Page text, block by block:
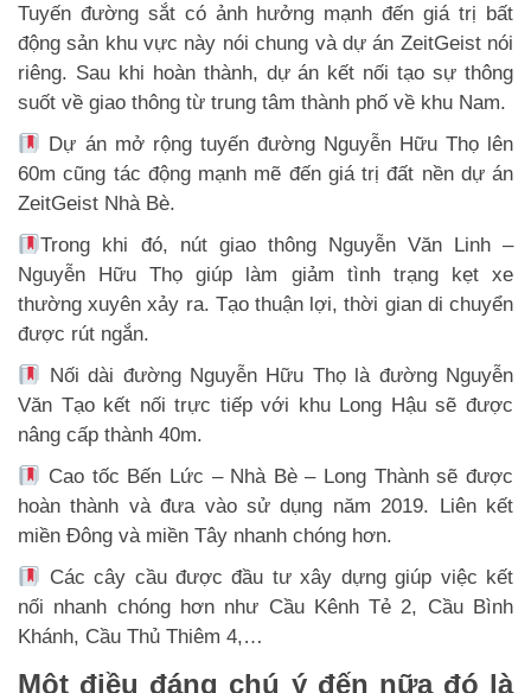
Tuyến đường sắt có ảnh hưởng mạnh đến giá trị bất
động sản khu vực này nói chung và dự án ZeitGeist nói
riêng. Sau khi hoàn thành, dự án kết nối tạo sự thông
suốt về giao thông từ trung tâm thành phố về khu Nam.
Dự án mở rộng tuyến đường Nguyễn Hữu Thọ lên
60m cũng tác động mạnh mẽ đến giá trị đất nền dự án
ZeitGeist Nhà Bè.
Trong khi đó, nút giao thông Nguyễn Văn Linh –
Nguyễn Hữu Thọ giúp làm giảm tình trạng kẹt xe
thường xuyên xảy ra. Tạo thuận lợi, thời gian di chuyển
được rút ngắn.
Nối dài đường Nguyễn Hữu Thọ là đường Nguyễn
Văn Tạo kết nối trực tiếp với khu Long Hậu sẽ được
nâng cấp thành 40m.
Cao tốc Bến Lức – Nhà Bè – Long Thành sẽ được
hoàn thành và đưa vào sử dụng năm 2019. Liên kết
miền Đông và miền Tây nhanh chóng hơn.
Các cây cầu được đầu tư xây dựng giúp việc kết
nối nhanh chóng hơn như Cầu Kênh Tẻ 2, Cầu Bình
Khánh, Cầu Thủ Thiêm 4,…
Một điều đáng chú ý đến nữa đó là